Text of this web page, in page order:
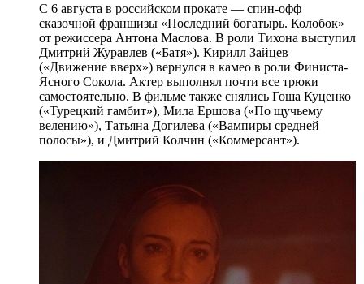
С 6 августа в российском прокате — спин-офф
сказочной франшизы «Последний богатырь. Колобок»
от режиссера Антона Маслова. В роли Тихона выступил
Дмитрий Журавлев («Батя»). Кирилл Зайцев
(«Движение вверх») вернулся в камео в роли Финиста-
Ясного Сокола. Актер выполнял почти все трюки
самостоятельно. В фильме также снялись Гоша Куценко
(«Турецкий гамбит»), Мила Ершова («По щучьему
велению»), Татьяна Догилева («Вампиры средней
полосы»), и Дмитрий Колчин («Коммерсант»).